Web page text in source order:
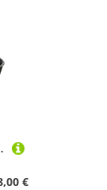
Tennisschläger, super saugfähig
€